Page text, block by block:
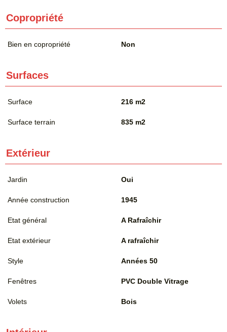
Copropriété
Bien en copropriété Non
Surfaces
Surface 216 m2
Surface terrain 835 m2
Extérieur
Jardin Oui
Année construction 1945
Etat général A Rafraîchir
Etat extérieur A rafraîchir
Style Années 50
Fenêtres PVC Double Vitrage
Volets Bois